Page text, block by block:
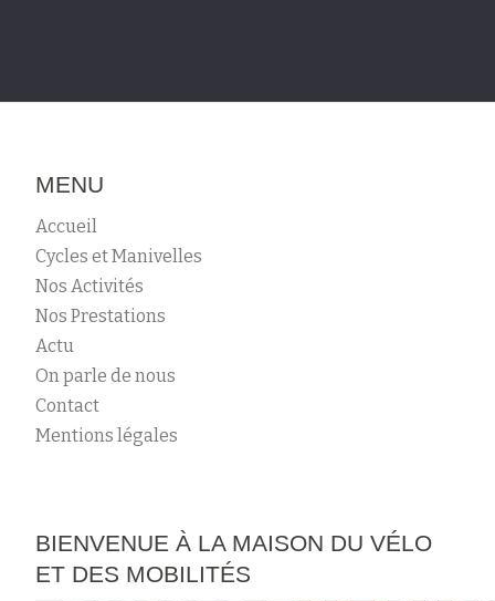
MENU
Accueil
Cycles et Manivelles
Nos Activités
Nos Prestations
Actu
On parle de nous
Contact
Mentions légales
BIENVENUE À LA MAISON DU VÉLO
ET DES MOBILITÉS